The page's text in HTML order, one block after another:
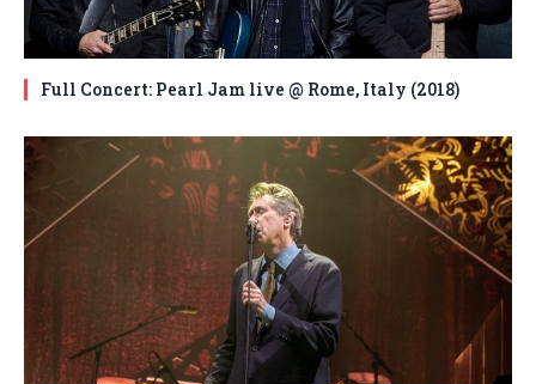
Full Concert: Pearl Jam live @ Rome, Italy (2018)